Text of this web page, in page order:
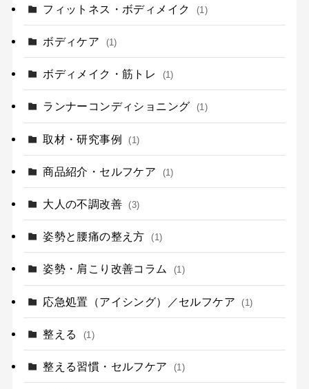
フィットネス・ボディメイク (1)
ボディケア (1)
ボディメイク・筋トレ (1)
ランナーコンディショニング (1)
取材・研究事例 (1)
商品紹介・セルフケア (1)
大人の不調改善 (3)
姿勢と腰痛の整え方 (1)
姿勢・肩こり改善コラム (1)
応急処置（アイシング）／セルフケア (1)
整える (1)
整える習慣・セルフケア (1)